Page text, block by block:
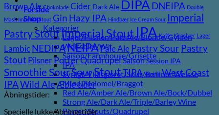
Forside
Shop
Kategorier
Lager/Pilsner/Pale Ale/Blonde/Gylden
Weissbier/Wit
Saison/Farmhouse/Grisette
IPA
Syrligt/Vildtgæret/Sour/Berliner Weisse
Mjød/Melomel/Braggot
Red Ale/Amber Ale/Brown Ale/Bock/Dubbel
Strong Ale/Dark Ale/Triple/Barley Wine
Porter/Stouts/Quadrupel
Brown Ale Chokolade Cider Dark Ale DIPA DNEIPA Double
Mash Imperial Stout Gin Hazy IPA Hindbær Ice Cream Sour Imperial
Pastry StoutImperial StoutIPA Kaffe Kirsebær Lager
LambicNEDIPANEIPAPale Ale Pastry Sour Pastry
StoutPilsnerPorterQuadrupelSaisonSession IPA
Smoothie SourSourStoutTIPA Vanilje West Coast
IPAWild AleÆble cider
Åbningstider:
Specielle lukke/åbningstider